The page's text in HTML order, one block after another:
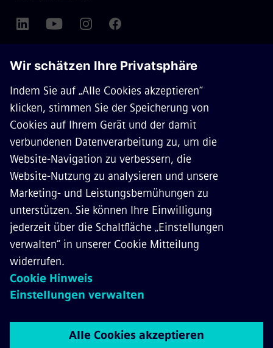
ÜBER SIEMENS MOBILITY
KONTAKT
KARRIERE
© Siemens Mobility2026
Datenschutz
Cookie Richtlinien
Digitales Zertifikat